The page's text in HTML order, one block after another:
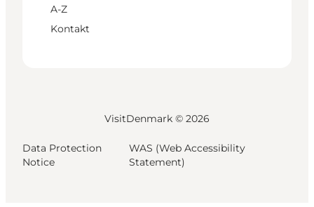
A-Z
Kontakt
VisitDenmark © 2026
Data Protection
Notice
WAS (Web Accessibility
Statement)